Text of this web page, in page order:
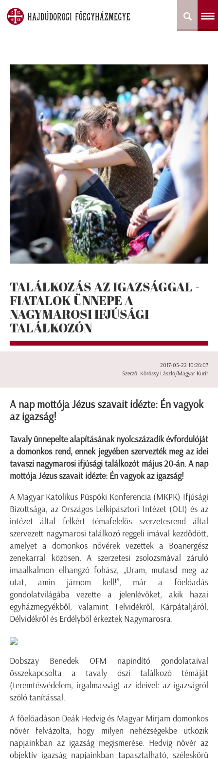
TALÁLKOZÁS AZ IGAZSÁGGAL -
FIATALOK ÜNNEPE A
NAGYMAROSI IFJÚSÁGI
TALÁLKOZÓN
2017-05-22 10:26:07
Szerző: Körössy László/Magyar Kurír
A nap mottója Jézus szavait idézte: Én vagyok
az igazság!
Tavaly ünnepelte alapításának nyolcszázadik évfordulóját
a domonkos rend, ennek jegyében szervezték meg az idei
tavaszi nagymarosi ifjúsági találkozót május 20-án. A nap
mottója Jézus szavait idézte: Én vagyok az igazság!
A Magyar Katolikus Püspöki Konferencia (MKPK) Ifjúsági
Bizottsága, az Országos Lelkipásztori Intézet (OLI) és az
intézet által felkért témafelelős szerzetesrend által
szervezett nagymarosi találkozó reggeli imával kezdődött,
amelyet a domonkos nővérek vezettek a Boanergész
zenekarral közösen. A szerzetesi zsolozsmával záruló
imaalkalmon elhangzó fohász, „Uram, mutasd meg az
utat, amin járnom kell!”, már a főelőadás
gondolatvilágába vezette a jelenlévőket, akik hazai
egyházmegyékből, valamint Felvidékről, Kárpátaljáról,
Délvidékről és Erdélyből érkeztek Nagymarosra.
Dobszay Benedek OFM napindító gondolataival
összekapcsolta a tavaly őszi találkozó témáját
(teremtésvédelem, irgalmasság) az ideivel: az igazságról
szóló tanítással.
A főelőadáson Deák Hedvig és Magyar Mirjam domonkos
nővér felvázolta, hogy milyen nehézségekbe ütközik
napjainkban az igazság megismerése. Hedvig nővér az
objektív igazság napjainkban tapasztalható, széleskörű